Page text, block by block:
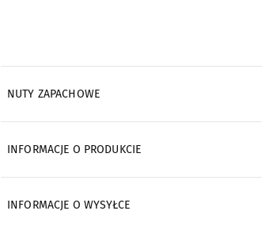
NUTY ZAPACHOWE
INFORMACJE O PRODUKCIE
INFORMACJE O WYSYŁCE